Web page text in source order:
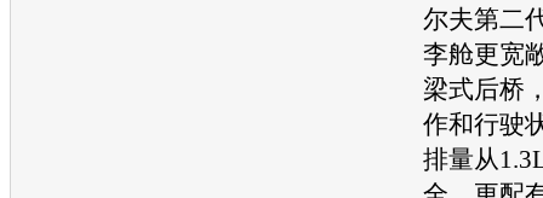
尔夫第二
李舱更宽
梁式后桥
作和行驶
排量从